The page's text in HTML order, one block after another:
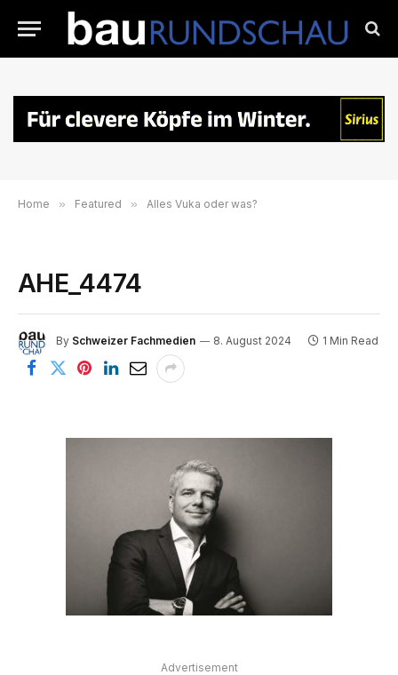
Home » Featured » Alles Vuka oder was?
AHE_4474
By Schweizer Fachmedien 8. August 2024 1 Min Read
Advertisement